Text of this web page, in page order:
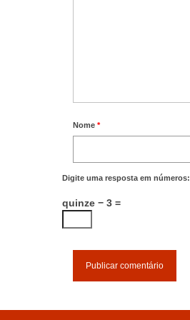
Nome *
Digite uma resposta em números:
quinze − 3 =